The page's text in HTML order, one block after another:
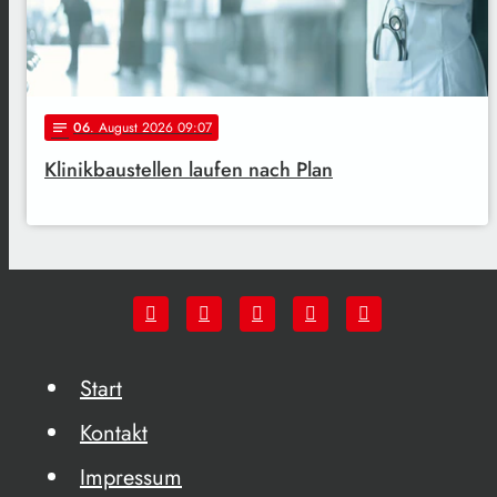
notes 06. August 2026 09:07
Klinikbaustellen laufen nach Plan
Start
Kontakt
Impressum